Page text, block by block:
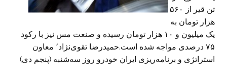
تن قیر از ۵۶۰
هزار تومان به
یک میلیون و ۱۰ هزار تومان رسیده و صنعت مس نیز با رکود
۷۵ درصدی مواجه شده است.حمیدرضا تقوی‌نژاد٬ معاون
استراتژی و برنامه‌ریزی ایران خودرو روز سه‌شنبه (پنجم دی)